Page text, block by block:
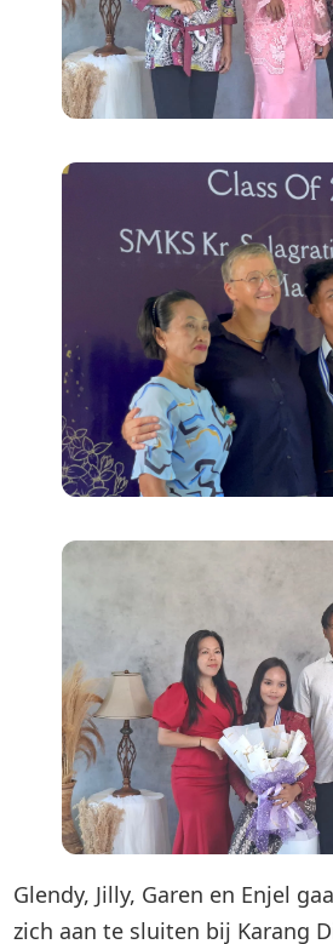
Glendy, Jilly, Garen en Enjel
zich aan te sluiten bij Karang